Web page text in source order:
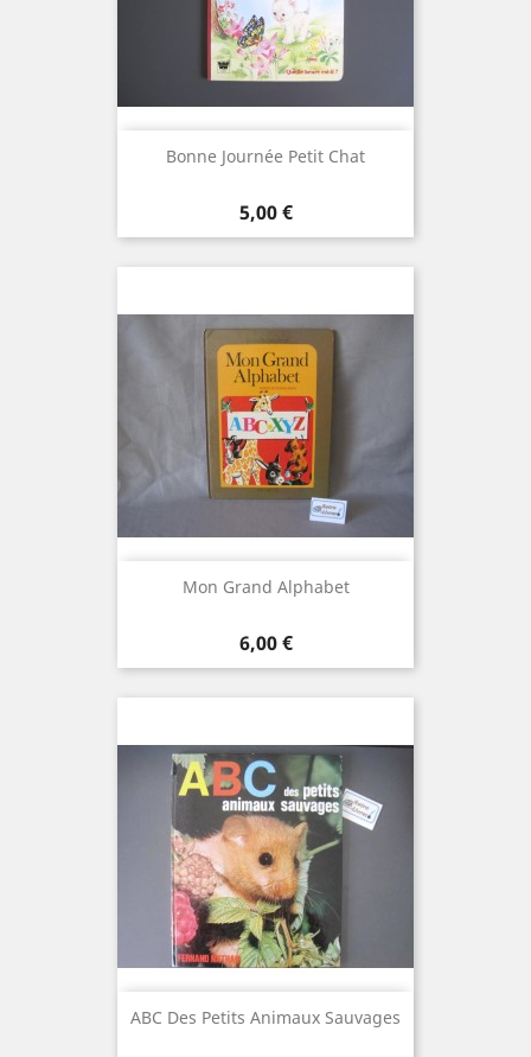
Bonne Journée Petit Chat
Prix
5,00 €
Mon Grand Alphabet
Prix
6,00 €
ABC Des Petits Animaux Sauvages